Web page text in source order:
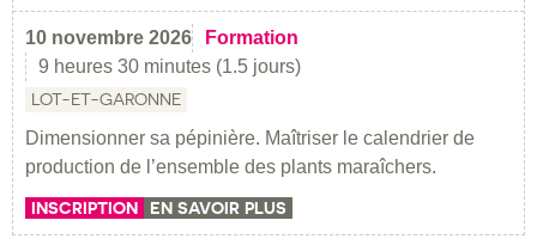
10 novembre 2026
Formation
9 heures 30 minutes (1.5 jours)
LOT-ET-GARONNE
Dimensionner sa pépinière. Maîtriser le calendrier de
production de l’ensemble des plants maraîchers.
INSCRIPTION EN SAVOIR PLUS